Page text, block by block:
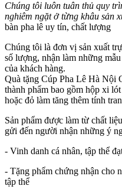
Chúng tôi luôn tuân thủ quy
nghiêm ngặt ở từng khâu sản
bàn pha lê uy tín, chất lượng
Chúng tôi là đơn vị sản xuất
số lượng, nhận làm những
của khách hàng.
Quà tặng Cúp Pha Lê Hà Nội
thành phẩm bao gồm hộp xi
hoặc đỏ làm tăng thêm tính
Sản phẩm được làm từ chất
gửi đến người nhận những ý
- Vinh danh cá nhân, tập thể
- Tặng phẩm chứng nhận cho
tập thể